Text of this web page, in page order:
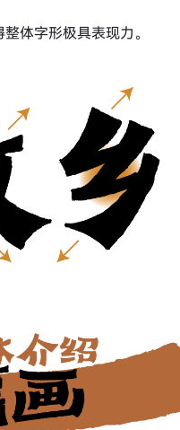
体字形极具表现力。